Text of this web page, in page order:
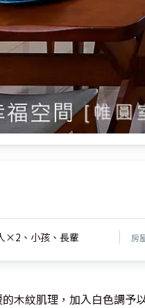
×2、小孩、長輩 房
木紋肌理，加入白色調予